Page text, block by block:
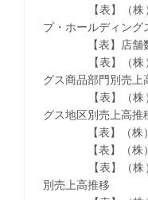
【表】（株）ジ
プ・ホールディング
【表】店舗
【表】（株）ア
グス商品部門別売上
【表】（株）ア
グス地区別売上高推
【表】（株）ラ
【表】（株）ラ
【表】（株）ジ
別売上高推移